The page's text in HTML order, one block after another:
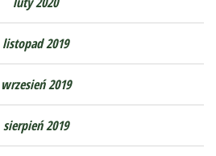
listopad 2019
wrzesień 2019
sierpień 2019